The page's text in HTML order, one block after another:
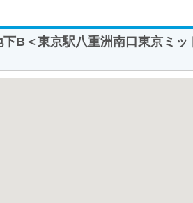
B＜東京駅八重洲南口東京ミ